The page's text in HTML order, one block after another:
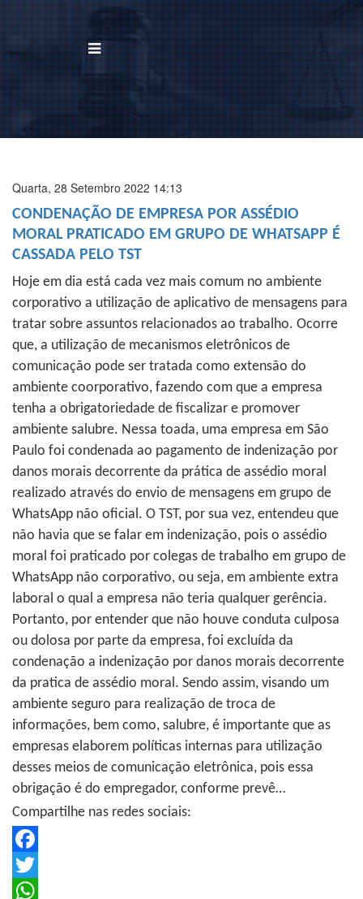
Quarta, 28 Setembro 2022 14:13
CONDENAÇÃO DE EMPRESA POR ASSÉDIO
MORAL PRATICADO EM GRUPO DE WHATSAPP É
CASSADA PELO TST
Hoje em dia está cada vez mais comum no ambiente
corporativo a utilização de aplicativo de mensagens para
tratar sobre assuntos relacionados ao trabalho. Ocorre
que, a utilização de mecanismos eletrônicos de
comunicação pode ser tratada como extensão do
ambiente coorporativo, fazendo com que a empresa
tenha a obrigatoriedade de fiscalizar e promover
ambiente salubre. Nessa toada, uma empresa em São
Paulo foi condenada ao pagamento de indenização por
danos morais decorrente da prática de assédio moral
realizado através do envio de mensagens em grupo de
WhatsApp não oficial. O TST, por sua vez, entendeu que
não havia que se falar em indenização, pois o assédio
moral foi praticado por colegas de trabalho em grupo de
WhatsApp não corporativo, ou seja, em ambiente extra
laboral o qual a empresa não teria qualquer gerência.
Portanto, por entender que não houve conduta culposa
ou dolosa por parte da empresa, foi excluída da
condenação a indenização por danos morais decorrente
da pratica de assédio moral. Sendo assim, visando um
ambiente seguro para realização de troca de
informações, bem como, salubre, é importante que as
empresas elaborem políticas internas para utilização
desses meios de comunicação eletrônica, pois essa
obrigação é do empregador, conforme prevê…
Compartilhe nas redes sociais:
Facebook
Twitter
BUSCAR
Institucional
Área de Atuação
Treinamentos
Notícias
Trabalhe Conosco
Contato